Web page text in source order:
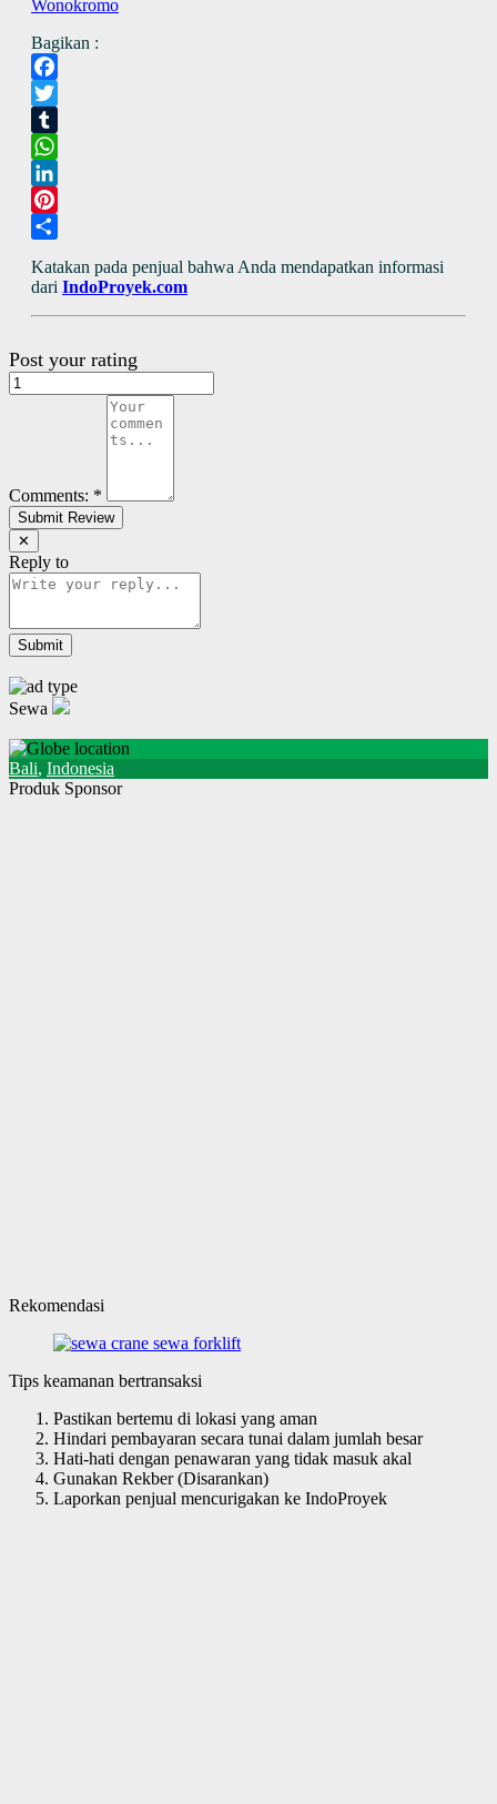
Wonokromo
Bagikan :
Facebook
Twitter
Tumblr
WhatsApp
LinkedIn
Pinterest
Katakan pada penjual bahwa Anda mendapatkan informasi
dari IndoProyek.com
Post your rating
Comments: *
✕
Reply to
Sewa
Bali, Indonesia
Produk Sponsor
Rekomendasi
Tips keamanan bertransaksi
Pastikan bertemu di lokasi yang aman
Hindari pembayaran secara tunai dalam jumlah besar
Hati-hati dengan penawaran yang tidak masuk akal
Gunakan Rekber (Disarankan)
Laporkan penjual mencurigakan ke IndoProyek